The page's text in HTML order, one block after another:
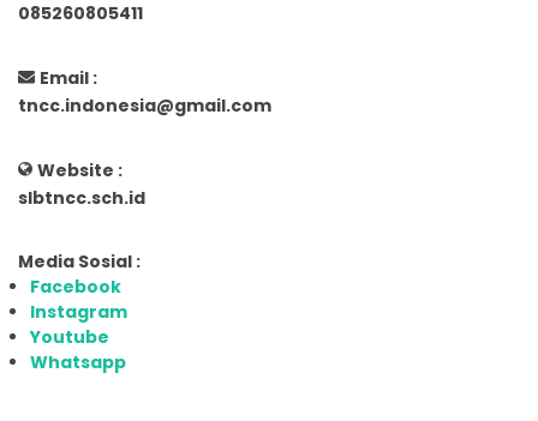
085260805411
Email :
tncc.indonesia@gmail.com
Website :
slbtncc.sch.id
Media Sosial :
Facebook
Instagram
Youtube
Whatsapp